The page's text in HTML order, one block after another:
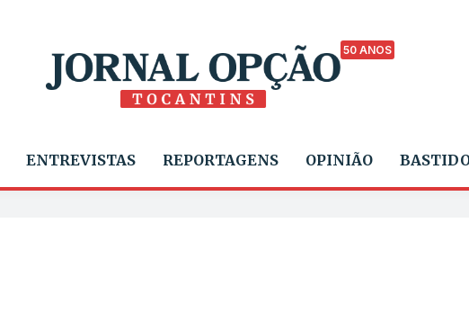
50 ANOS
ENTREVISTAS REPORTAGENS OPINIÃO